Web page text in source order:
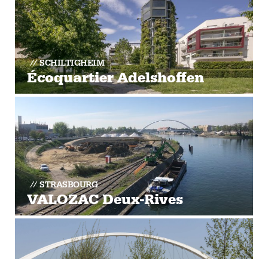
SCHILTIGHEIM
Écoquartier Adelshoffen
STRASBOURG
VALOZAC Deux-Rives